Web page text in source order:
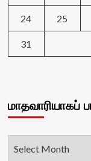
24 25
31
மாதவாரியாகப்